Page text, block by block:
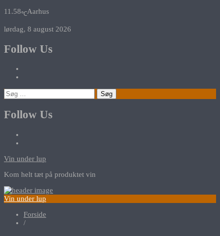
11.58℃Aarhus
lørdag, 8 august 2026
Follow Us
Søg
efter:
Follow Us
Vin under lup
Kom helt tæt på produktet vin
Vin under lup
Forside
/